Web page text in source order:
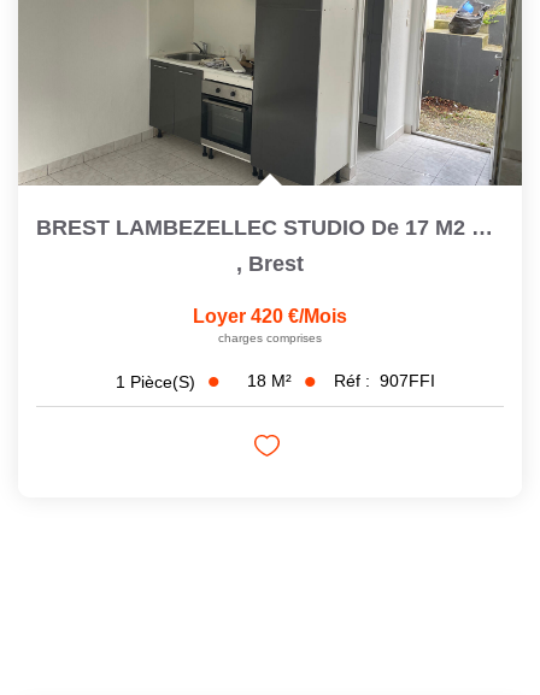
BREST LAMBEZELLEC STUDIO De 17 M2 Refait À Neuf
, Brest
Loyer 420 €/mois
charges comprises
1 Pièce(s) 18 M² Réf : 907FFI